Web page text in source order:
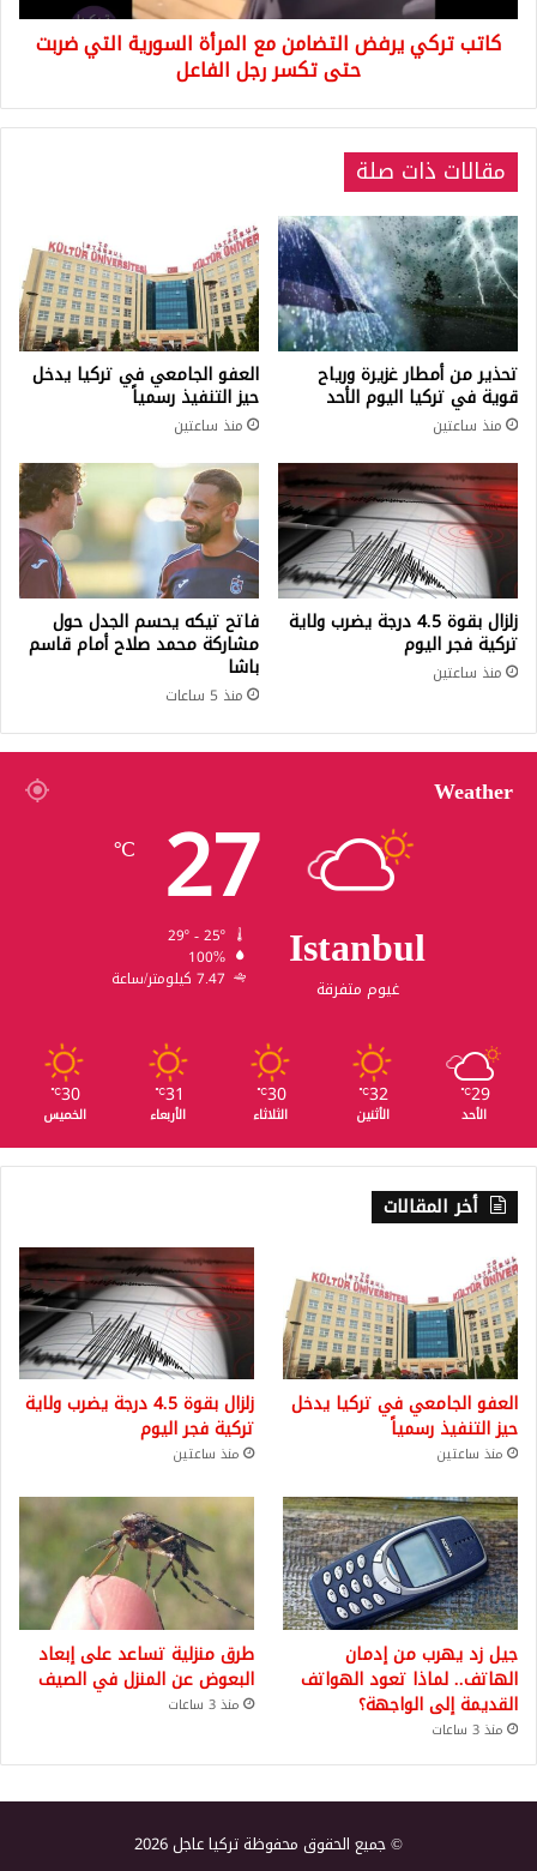
ضربت
حتى
الفاعل
كاتب تركي يرفض التضامن مع المرأة السورية التي ضربت
حتى تكسر رجل الفاعل
مقالات ذات صلة
تحذير من أمطار غزيرة ورياح
قوية في تركيا اليوم الأحد
منذ ساعتين
العفو الجامعي في تركيا يدخل
حيز التنفيذ رسمياً
منذ ساعتين
زلزال بقوة 4.5 درجة يضرب ولاية
تركية فجر اليوم
منذ ساعتين
فاتح تيكه يحسم الجدل حول
مشاركة محمد صلاح أمام قاسم
باشا
منذ 5 ساعات
Weather
Istanbul
غيوم متفرقة
27
℃
100%
7.47 كيلومتر/ساعة
29
℃
الأحد
32
℃
الأثنين
30
℃
الثلاثاء
31
℃
الأربعاء
30
℃
الخميس
أخر المقالات
العفو الجامعي في تركيا يدخل
حيز التنفيذ رسمياً
منذ ساعتين
زلزال بقوة 4.5 درجة يضرب ولاية
تركية فجر اليوم
منذ ساعتين
جيل زد يهرب من إدمان
الهاتف.. لماذا تعود الهواتف
القديمة إلى الواجهة؟
منذ 3 ساعات
طرق منزلية تساعد على إبعاد
البعوض عن المنزل في الصيف
منذ 3 ساعات
© جميع الحقوق محفوظة تركيا عاجل 2026